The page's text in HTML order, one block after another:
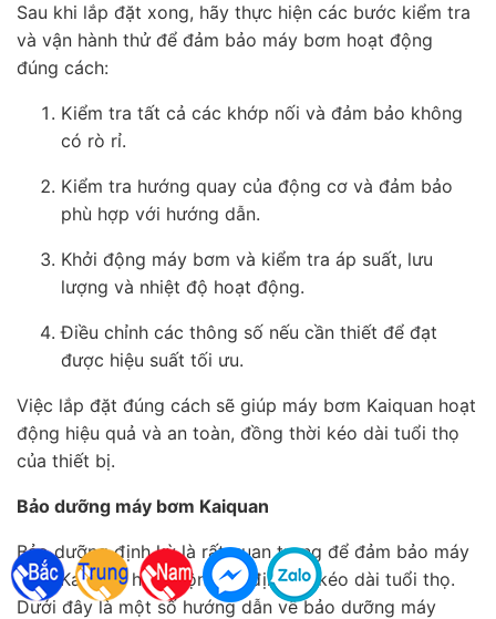
Sau khi lắp đặt xong, hãy thực hiện các bước kiểm tra
và vận hành thử để đảm bảo máy bơm hoạt động
đúng cách:
Kiểm tra tất cả các khớp nối và đảm bảo không
có rò rỉ.
Kiểm tra hướng quay của động cơ và đảm bảo
phù hợp với hướng dẫn.
Khởi động máy bơm và kiểm tra áp suất, lưu
lượng và nhiệt độ hoạt động.
Điều chỉnh các thông số nếu cần thiết để đạt
được hiệu suất tối ưu.
Việc lắp đặt đúng cách sẽ giúp máy bơm Kaiquan hoạt
động hiệu quả và an toàn, đồng thời kéo dài tuổi thọ
của thiết bị.
Bảo dưỡng máy bơm Kaiquan
Bảo dưỡng định kỳ là rất quan trọng để đảm bảo máy
bơm Kaiquan hoạt động ổn định và kéo dài tuổi thọ.
Dưới đây là một số hướng dẫn về bảo dưỡng máy